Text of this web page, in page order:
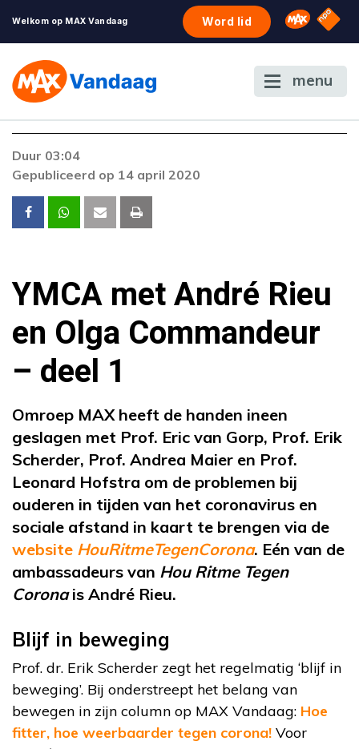
Welkom op MAX Vandaag Word lid Omroep
NPO
menu
Duur 03:04
Gepubliceerd op 14 april 2020
YMCA met André Rieu
en Olga Commandeur
– deel 1
Omroep MAX heeft de handen ineen
geslagen met Prof. Eric van Gorp, Prof. Erik
Scherder, Prof. Andrea Maier en Prof.
Leonard Hofstra om de problemen bij
ouderen in tijden van het coronavirus en
sociale afstand in kaart te brengen via de
website HouRitmeTegenCorona. Eén van de
ambassadeurs van Hou Ritme Tegen
Coronais André Rieu.
Blijf in beweging
Prof. dr. Erik Scherder zegt het regelmatig ‘blijf in
beweging’. Bij onderstreept het belang van
bewegen in zijn column op MAX Vandaag: Hoe
fitter, hoe weerbaarder tegen corona! Voor